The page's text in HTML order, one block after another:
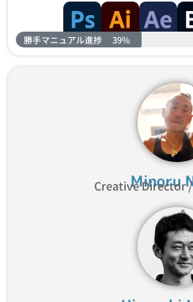
勝手マニュアル進捗 39%
Minoru
Creative Director